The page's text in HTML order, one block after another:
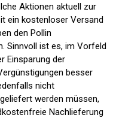
Aktionen aktuell zur
ein kostenloser Versand
den Pollin
Sinnvoll ist es, im Vorfeld
Einsparung der
besser
nicht
werden müssen,
Nachlieferung